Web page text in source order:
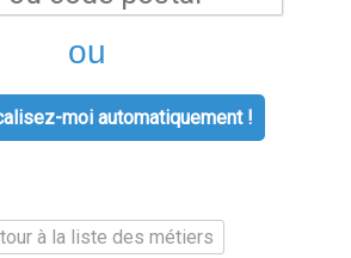
ou
moi automatiquement !
à la liste des métiers